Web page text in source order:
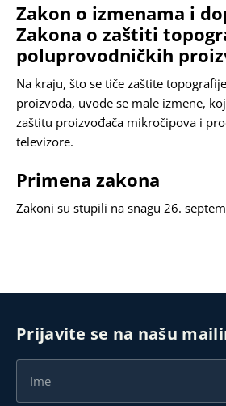
Zakon o izmenama i
Zakona o zaštiti
poluprovodničkih
Na kraju, što se tiče zaštite
proizvoda, uvode se male izmene,
zaštitu proizvođača mikročipova i
televizore.
Primena zakona
Zakoni su stupili na snagu 26.
Prijavite se na našu